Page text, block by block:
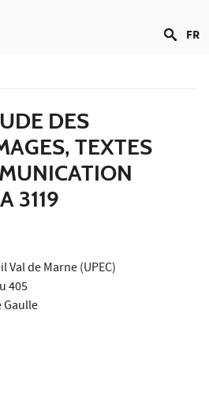
FR
DES
TEXTES
3119
Val de Marne (UPEC)
405
Gaulle